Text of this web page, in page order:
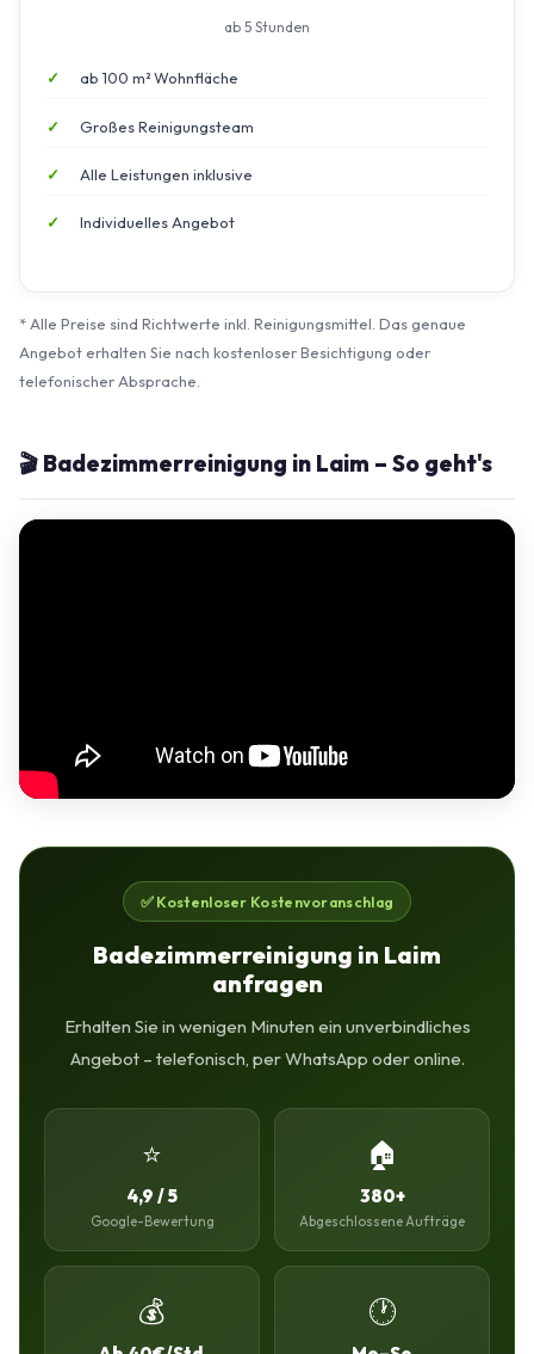
ab 5 Stunden
ab 100 m² Wohnfläche
Großes Reinigungsteam
Alle Leistungen inklusive
Individuelles Angebot
* Alle Preise sind Richtwerte inkl. Reinigungsmittel. Das genaue
Angebot erhalten Sie nach kostenloser Besichtigung oder
telefonischer Absprache.
🎬 Badezimmerreinigung in Laim – So geht's
✅ Kostenloser Kostenvoranschlag
Badezimmerreinigung in Laim
anfragen
Erhalten Sie in wenigen Minuten ein unverbindliches
Angebot – telefonisch, per WhatsApp oder online.
⭐
4,9 / 5
Google-Bewertung
🏠
380+
Abgeschlossene Aufträge
💰 🕐